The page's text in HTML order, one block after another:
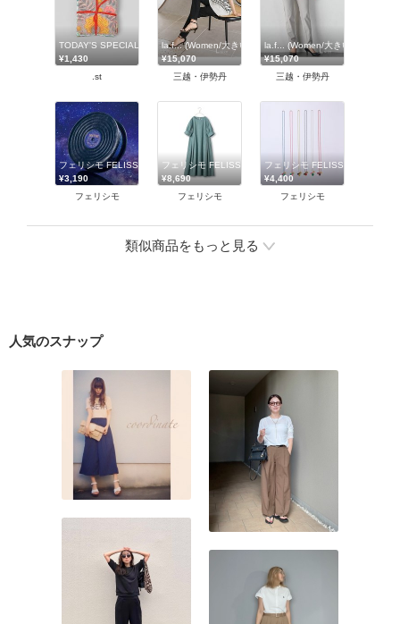
TODAY'S SPECIAL
¥1,430
.st
la.f... (Women/大きいサイズ)/ラ エフ L (大きいサイズ)
¥15,070
三越・伊勢丹
la.f... (Women/大きいサイズ)/ラ
¥15,070
三越・伊勢丹
フェリシモ FELISSIMO
¥3,190
フェリシモ
フェリシモ FELISSIMO
¥8,690
フェリシモ
フェリシモ FELISSIMO
¥4,400
フェリシモ
類似商品をもっと見る
人気のスナップ